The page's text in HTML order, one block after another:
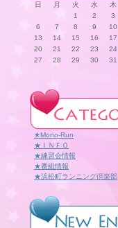
日
月 火 水 木
1
2 3
6
7 8 9 10
13
14 15 16 17
20
21 22 23 24
27
28 29 30 31
★Mono-Run
★ＩＮＦＯ
★練習会情報
★番組情報
★浜松町ランニング倶楽部